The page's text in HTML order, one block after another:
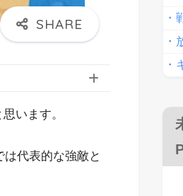
います。
代表的な強敵と
・
・
・